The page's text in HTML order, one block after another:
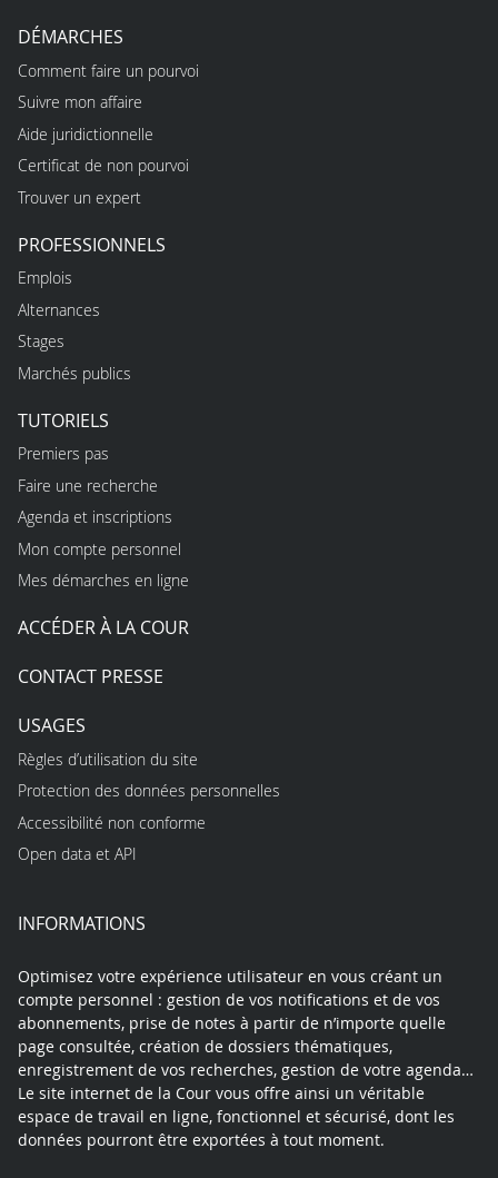
DÉMARCHES
Comment faire un pourvoi
Suivre mon affaire
Aide juridictionnelle
Certificat de non pourvoi
Trouver un expert
PROFESSIONNELS
Emplois
Alternances
Stages
Marchés publics
TUTORIELS
Premiers pas
Faire une recherche
Agenda et inscriptions
Mon compte personnel
Mes démarches en ligne
ACCÉDER À LA COUR
CONTACT PRESSE
USAGES
Règles d’utilisation du site
Protection des données personnelles
Accessibilité non conforme
Open data et API
INFORMATIONS
Optimisez votre expérience utilisateur en vous créant un
compte personnel : gestion de vos notifications et de vos
abonnements, prise de notes à partir de n’importe quelle
page consultée, création de dossiers thématiques,
enregistrement de vos recherches, gestion de votre agenda…
Le site internet de la Cour vous offre ainsi un véritable
espace de travail en ligne, fonctionnel et sécurisé, dont les
données pourront être exportées à tout moment.